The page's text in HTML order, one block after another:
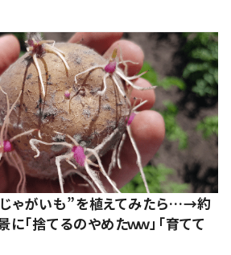
ゃがいも”を植えてみたら…→約
「捨てるのやめたｗｗ」「育てて